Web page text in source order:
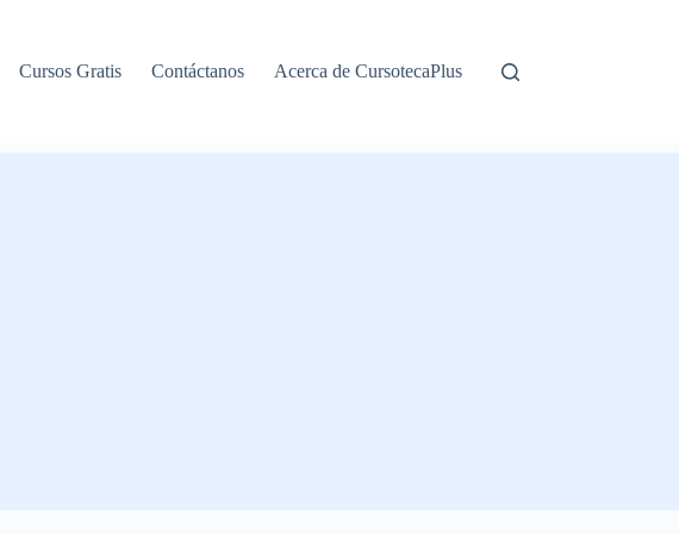
Cursos Gratis Contáctanos Acerca de CursotecaPlus